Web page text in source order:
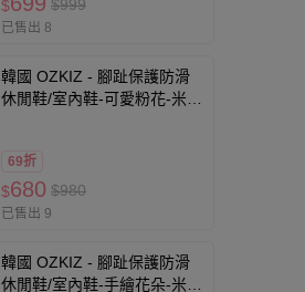
$ $999
已售出 8
韓國 OZKIZ - 腳趾保護防滑
休閒鞋/室內鞋-可愛粉花-米白
69折
$680 $980
已售出 9
韓國 OZKIZ - 腳趾保護防滑
休閒鞋/室內鞋-手繪花朵-米白